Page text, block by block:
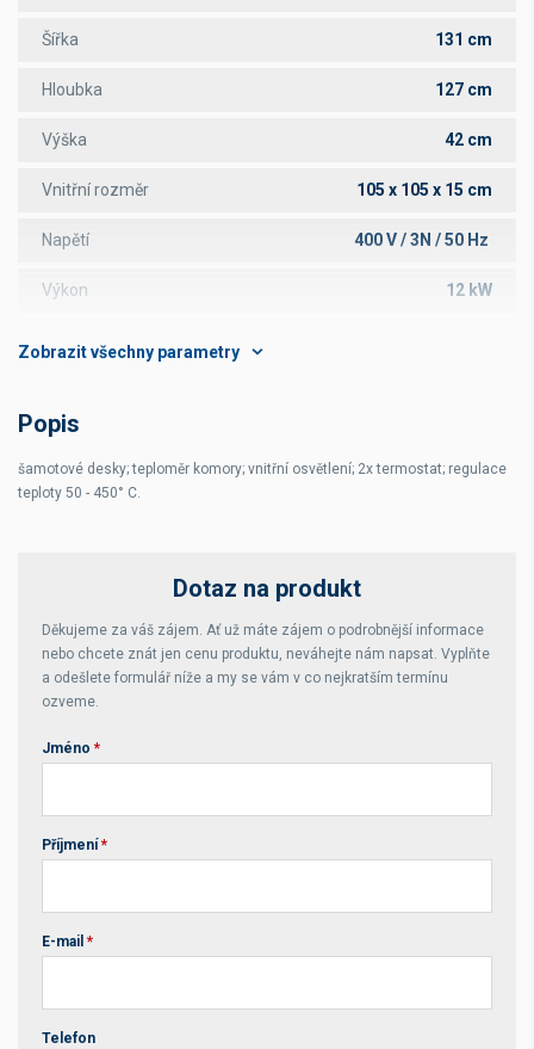
Šířka 131 cm
Hloubka 127 cm
Výška 42 cm
Vnitřní rozměr 105 x 105 x 15 cm
Napětí 400 V / 3N / 50 Hz
Výkon 12 kW
Kapacita
Počet komor
Popis
šamotové desky; teploměr komory; vnitřní osvětlení; 2x termostat; regulace
teploty 50 - 450° C.
Dotaz na produkt
Děkujeme za váš zájem. Ať už máte zájem o podrobnější informace
nebo chcete znát jen cenu produktu, neváhejte nám napsat. Vyplňte
a odešlete formulář níže a my se vám v co nejkratším termínu
ozveme.
Jméno *
Příjmení *
E-mail *
Telefon